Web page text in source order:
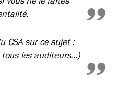
CSA sur ce sujet :
tous les auditeurs…)